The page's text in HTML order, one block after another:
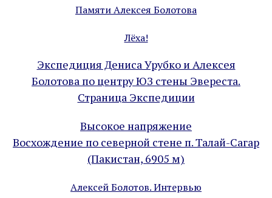
Памяти Алексея Болотова
Лёха!
Экспедиция Дениса Урубко и Алексея
Болотова по центру ЮЗ стены Эвереста.
Страница Экспедиции
Высокое напряжение
Восхождение по северной стене п. Талай-Сагар
(Пакистан, 6905 м)
Алексей Болотов. Интервью